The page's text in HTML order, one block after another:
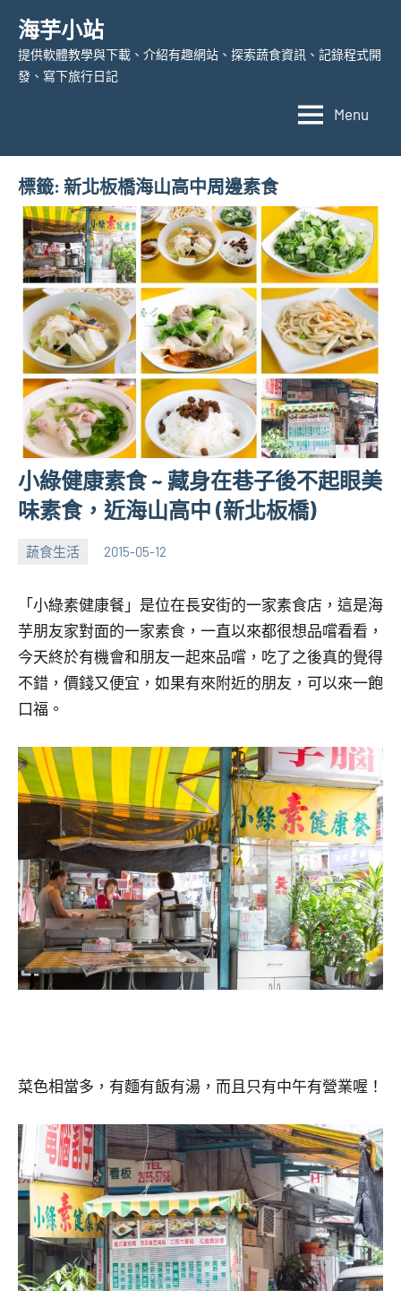
content
海芋小站
提供軟體教學與下載、介紹有趣網站、探索蔬食資訊、記錄程式開
發、寫下旅行日記
Menu
標籤: 新北板橋海山高中周邊素食
小綠健康素食 ~ 藏身在巷子後不起眼美
味素食，近海山高中 (新北板橋)
蔬食生活 2015-05-12
張
芋
No
「小綠素健康餐」是位在長安街的一家素食店，這是海
芋朋友家對面的一家素食，一直以來都很想品嚐看看，
今天終於有機會和朋友一起來品嚐，吃了之後真的覺得
不錯，價錢又便宜，如果有來附近的朋友，可以來一飽
口福。
菜色相當多，有麵有飯有湯，而且只有中午有營業喔！